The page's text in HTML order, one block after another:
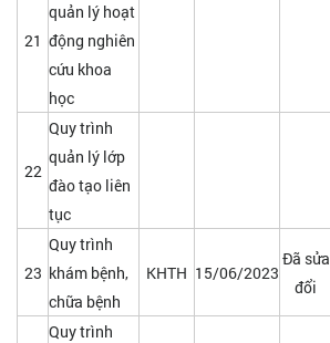
21
quản lý hoạt
động nghiên
cứu khoa
học
22
Quy trình
quản lý lớp
đào tạo liên
tục
23
Quy trình
khám bệnh,
chữa bệnh
KHTH 15/06/2023
Đã sửa
đổi
Quy trình